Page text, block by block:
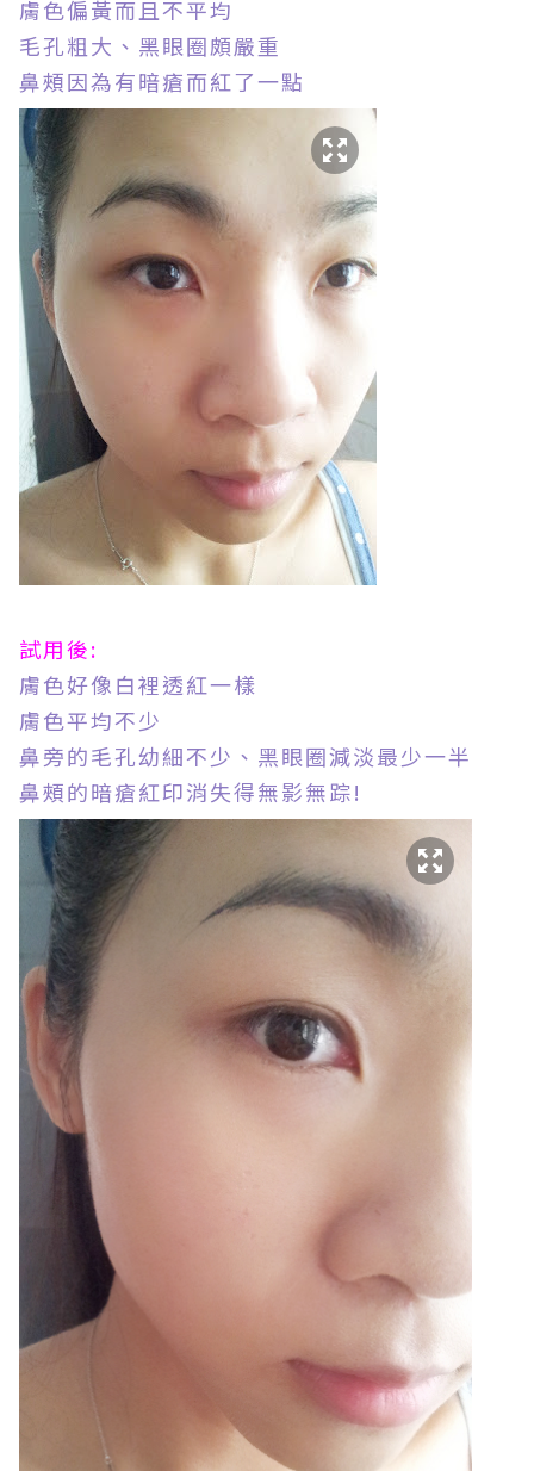
膚色偏黃而且不平均
毛孔粗大、黑眼圈頗嚴重
鼻頰因為有暗瘡而紅了一點
試用後:
膚色好像白裡透紅一樣
膚色平均不少
鼻旁的毛孔幼細不少、黑眼圈減淡最少一半
鼻頰的暗瘡紅印消失得無影無踪!